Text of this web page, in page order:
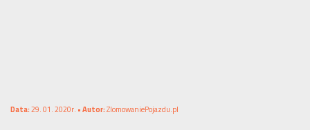
Data:29. 01. 2020r. •Autor:ZlomowaniePojazdu.pl